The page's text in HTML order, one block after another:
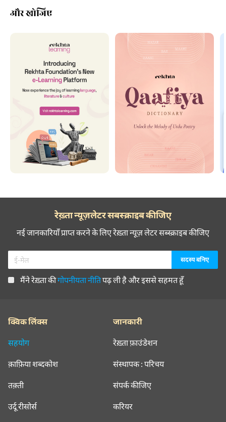
और खोजिए
रेख़्ता न्यूज़लेटर सबस्क्राइब कीजिए
नई जानकारियाँ प्राप्त करने के लिए रेख़्ता न्यूज़ लेटर सब्स्क्राइब कीजिए
मैंने रेख़्ता कीगोपनीयता नीतिपढ़ ली है और इससे सहमत हूँ
क्विक लिंक्स
सहयोग
क़ाफ़िया शब्दकोश
तक़्ती
उर्दू रीसोर्स
जानकारी
रेख़्ता फ़ाउंडेशन
संस्थापक : परिचय
संपर्क कीजिए
करियर